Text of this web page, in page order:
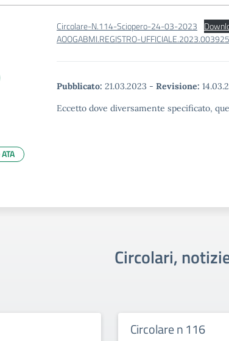
Circolare-N.114-Sciopero-24-03-2023
AOOGABMI.REGISTRO-
Pubblicato: 21.03.2023 - Revisione:
Eccetto dove diversamente specificato,
Circolari,
Circolare n 116